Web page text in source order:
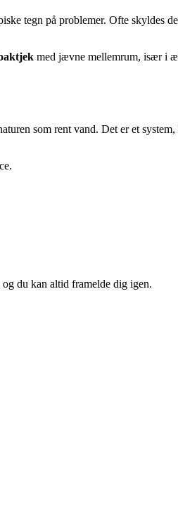
tegn på problemer. Ofte skyldes
med jævne mellemrum, især i
som rent vand. Det er et
du kan altid framelde dig igen.